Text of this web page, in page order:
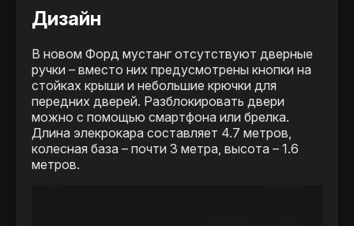
Дизайн
В новом Форд мустанг отсутствуют дверные
ручки – вместо них предусмотрены кнопки на
стойках крыши и небольшие крючки для
передних дверей. Разблокировать двери
можно с помощью смартфона или брелка.
Длина элекрокара составляет 4.7 метров,
колесная база – почти 3 метра, высота – 1.6
метров.